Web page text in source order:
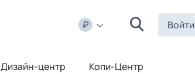
Войти
Дизайн-центр Копи-Центр